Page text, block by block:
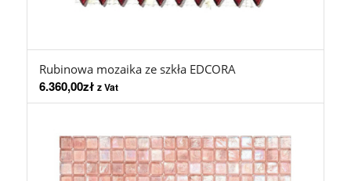
Rubinowa mozaika ze szkła EDCORA
6.360,00zł z Vat